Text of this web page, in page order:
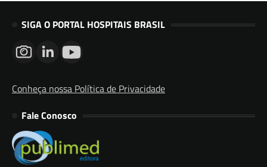
SIGA O PORTAL HOSPITAIS BRASIL
Conheça nossa Política de Privacidade
Fale Conosco